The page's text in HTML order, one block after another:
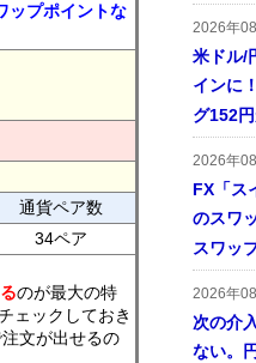
ップポイントな
通貨ペア数
34ペア
のが最大の特
ェックしておき
文が出せるの
2026年
米ドル/
インに
グ152
2026年
FX「ス
のスワ
スワッ
2026年
次の介
ない。